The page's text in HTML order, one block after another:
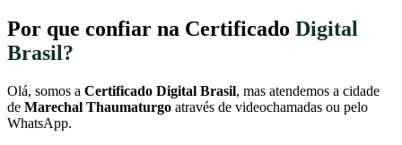
Por que confiar na Certificado Digital
Brasil?
Olá, somos a Certificado Digital Brasil, mas atendemos a cidade
de Marechal Thaumaturgo através de videochamadas ou pelo
WhatsApp.